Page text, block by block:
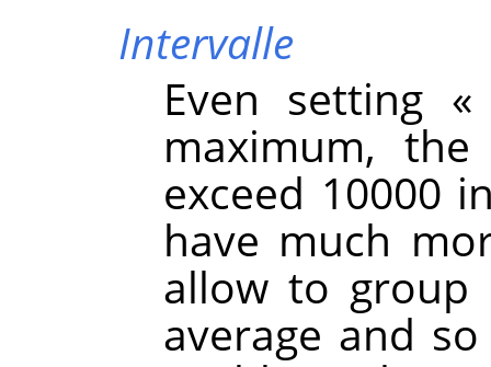
Intervalle
Even setting
maximum,
exceed 10000
have much
allow to group
average and